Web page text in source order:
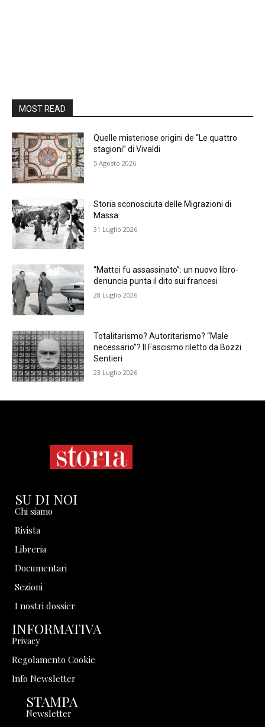
MOST READ
Quelle misteriose origini de “Le quattro
stagioni” di Vivaldi
5 Agosto 2026
Storia sconosciuta delle Migrazioni di
Massa
31 Luglio 2026
“Mattei fu assassinato”: un nuovo libro-
denuncia punta il dito sui francesi
28 Luglio 2026
Totalitarismo? Autoritarismo? “Male
necessario”? Il Fascismo riletto da Bozzi
Sentieri
23 Luglio 2026
SU DI NOI
Chi siamo
Rivista
Libreria
Documentari
Sezioni
I nostri dossier
INFORMATIVA
Privacy
Regolamento Cookie
Info Newsletter
STAMPA
Newsletter